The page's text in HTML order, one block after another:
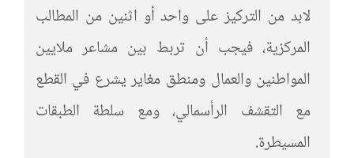
لابد من التركيز على واحد أو اثنين من المطالب
المركزية، فيجب أن تربط بين مشاعر ملايين
المواطنين والعمال ومنطق مغاير يشرع في القطع
مع التقشف الرأسمالي، ومع سلطة الطبقات
المسيطرة.